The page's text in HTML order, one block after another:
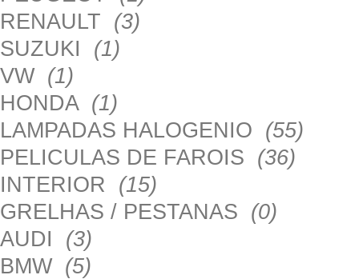
RENAULT (3)
SUZUKI (1)
VW (1)
HONDA (1)
LAMPADAS HALOGENIO (55)
PELICULAS DE FAROIS (36)
INTERIOR (15)
GRELHAS / PESTANAS (0)
AUDI (3)
BMW (5)